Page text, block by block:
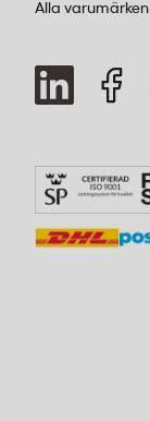
Alla varumärken